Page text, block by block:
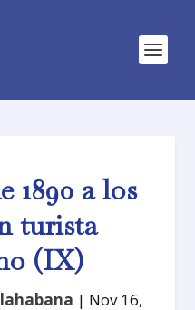
1890 a los
turista
(IX)
| Nov 16,